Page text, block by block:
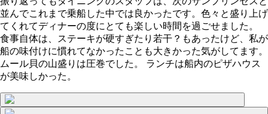
並んでこれまで乗船した中では良かったです。色々と盛り上げ
てくれてディナーの度にとても楽しい時間を過ごせました。
食事自体は、ステーキが硬すぎたり若干？もあったけど、私が
船の味付けに慣れてなかったことも大きかった気がしてます。
ムール貝の山盛りは圧巻でした。 ランチは船内のピザハウス
が美味しかった。